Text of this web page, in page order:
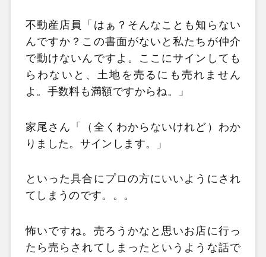
不動産店員「はぁ？そんなことも知らない
んですか？この書面がないと私たちが仲介
で動けないんですよ。ここにサインしても
らわないと、土地を売るにも売れません
よ。手数料も満額ですからね。」
家尾さん「（全くわからないけれど）わか
りました。サインします。」
といった具合にプロの方にいいようにされ
てしまうのです。。。
怖いですね。売ろうかなと思いお店に行っ
たら売らされてしまったというような話で